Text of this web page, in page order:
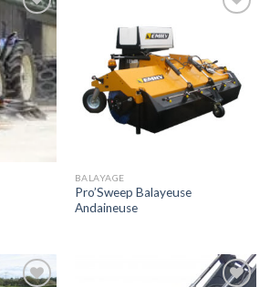
Ajouter
à la liste
de
souhaits
souhaits
BALAYAGE
Pro’Sweep Balayeuse
Andaineuse